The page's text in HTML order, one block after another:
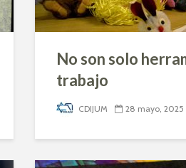
No son solo
trabajo
CDIJUM 28 mayo, 2025